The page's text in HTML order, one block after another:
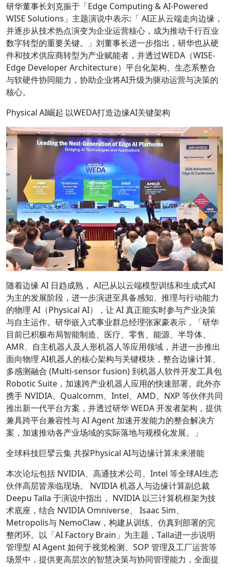
研华董事长刘克振于「Edge Computing & AI-Powered
WISE Solutions」主题演说中表示:「 AI正从云端走向边缘，
并逐步从技术热点演变为企业运营核心，成为推动千行百业
数字转型的重要关键。」刘董事长进一步指出，研华也从硬
件和技术供应商转型为产业赋能者，并透过WEDA（WISE-
Edge Developer Architecture）平台化架构、生态系整合
与软硬件协同能力，协助企业将AI升级为驱动运营与决策的
核心。
Physical AI崛起 以WEDA打造边缘AI关键架构
随着边缘 AI 日趋成熟， AI已从以云端模型训练和生成式AI
为主的发展阶段，进一步演进至具备感知、推理与行动能力
的物理 AI（Physical AI），让 AI 真正能实时参与产业决策
与自主运作。研华嵌入式事业群总经理张家豪表示，「研华
目前已积极布局智能制造、医疗、零售、能源、半导体、
AMR、自主机器人及人形机器人等应用领域，并进一步推出
面向物理 AI机器人的核心架构与关键模块，整合边缘计算、
多感测融合 (Multi-sensor fusion) 到机器人软件开发工具包
Robotic Suite，加速跨产业机器人应用的快速部署。此外亦
携手 NVIDIA、Qualcomm、Intel、AMD、NXP 等伙伴共同
推出新一代平台方案，并透过研华 WEDA 开发者架构，提供
兼具跨平台兼容性与 AI Agent 加速开发能力的整合解决方
案，加速推动各产业场域的实际落地与规模化发展。」
全球科技巨擘云集 共探Physical AI与边缘计算未来潜能
本次论坛包括 NVIDIA、高通技术公司、Intel 等全球AI生态
伙伴高层皆亲临现场。 NVIDIA 机器人与边缘计算副总裁
Deepu Talla 于演说中指出， NVIDIA 以三计算机框架为技
术底座，结合 NVIDIA Omniverse、 Isaac Sim、
Metropolis与 NemoClaw，构建从训练、仿真到部署的完
整闭环。以「AI Factory Brain」为主题，Talla进一步说明
管理型 AI Agent 如何于视觉检测、SOP 管理及工厂运营等
场景中，提供更高层次的智慧决策与协同管理能力，全面提